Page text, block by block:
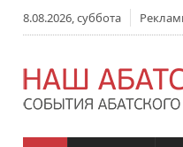
8.08.2026, суббота